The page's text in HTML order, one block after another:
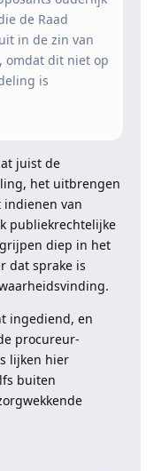
de Raad
in de zin van
omdat dit niet op
is
juist de
het uitbrengen
indienen van
publiekrechtelijke
diep in het
dat sprake is
ingediend, en
procureur-
lijken hier
buiten